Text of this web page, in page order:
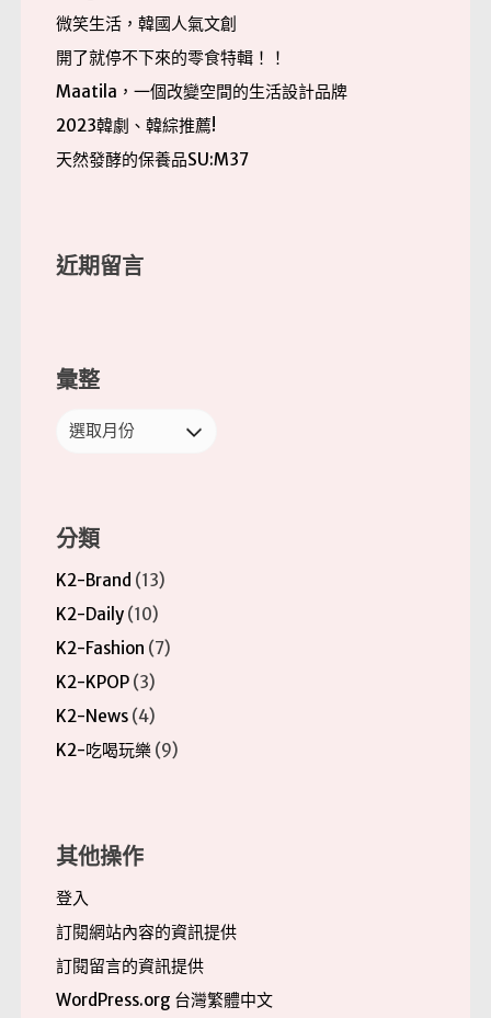
微笑生活，韓國人氣文創
開了就停不下來的零食特輯！！
Maatila，一個改變空間的生活設計品牌
2023韓劇、韓綜推薦!
天然發酵的保養品SU:M37
近期留言
彙整
彙
分類
K2-Brand (13)
K2-Daily(10)
K2-Fashion (7)
K2-KPOP(3)
K2-News(4)
K2-吃喝玩樂(9)
其他操作
登入
訂閱網站內容的資訊提供
訂閱留言的資訊提供
WordPress.org 台灣繁體中文